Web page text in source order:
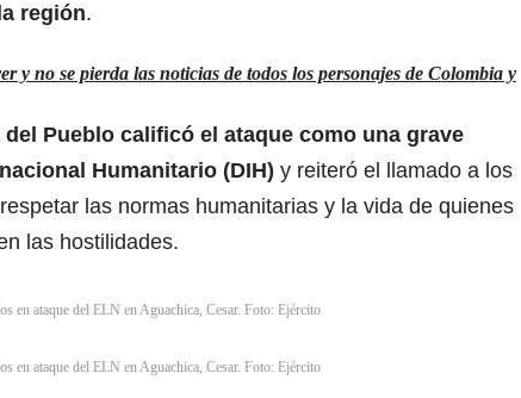
región.
y no se pierda las noticias de todos los personajes de Colombia y
del Pueblo calificó el ataque como una grave
Humanitario (DIH) y reiteró el llamado a los
las normas humanitarias y la vida de quienes
las hostilidades.
en ataque del ELN en Aguachica, Cesar. Foto: Ejército
en ataque del ELN en Aguachica, Cesar. Foto: Ejército